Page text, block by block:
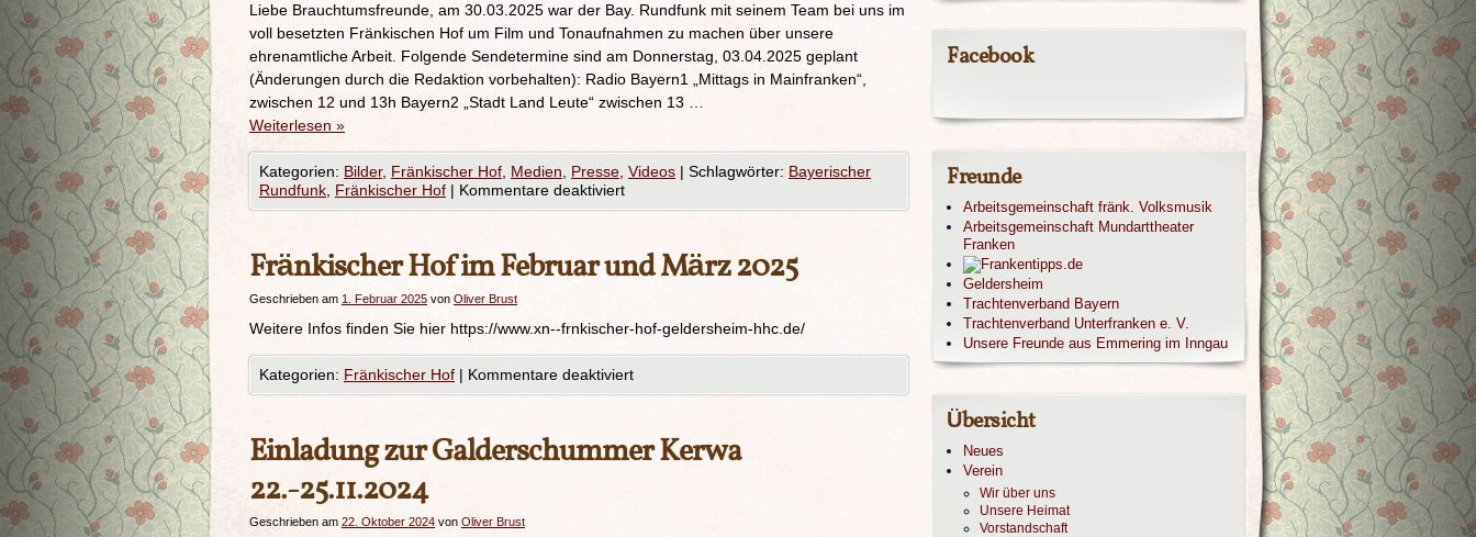
Liebe Brauchtumsfreunde, am 30.03.2025 war der Bay. Rundfunk mit seinem Team bei uns im
voll besetzten Fränkischen Hof um Film und Tonaufnahmen zu machen über unsere
ehrenamtliche Arbeit. Folgende Sendetermine sind am Donnerstag, 03.04.2025 geplant
(Änderungen durch die Redaktion vorbehalten): Radio Bayern1 „Mittags in Mainfranken“,
zwischen 12 und 13h Bayern2 „Stadt Land Leute“ zwischen 13 …
Weiterlesen »
Kategorien: Bilder, Fränkischer Hof Medien Presse Videos | Schlagwörter: Bayerischer
Rundfunk Fränkischer Hof | Kommentare deaktiviert
Fränkischer Hof im Februar und März 2025
Geschrieben am 1. Februar 2025 von Oliver Brust
Weitere Infos finden Sie hier https://www.xn--frnkischer-hof-geldersheim-hhc.de/
Kategorien: Fränkischer Hof | Kommentare deaktiviert
Einladung zur Galderschummer Kerwa
22.-25.11.2024
Geschrieben am 22. Oktober 2024 von Oliver Brust
Facebook
Freunde
Arbeitsgemeinschaft fränk. Volksmusik
Arbeitsgemeinschaft Mundarttheater
Franken
Geldersheim
Trachtenverband Bayern
Trachtenverband Unterfranken e. V.
Unsere Freunde aus Emmering im Inngau
Übersicht
Neues
Verein
Wir über uns
Unsere Heimat
Vorstandschaft